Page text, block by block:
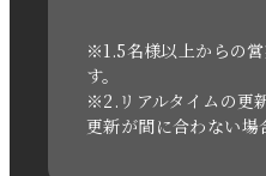
2021年3月
2020年11月
※1.5名様以上からの
す。
※2.リアルタイムの更
更新が間に合わない場